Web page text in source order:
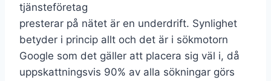
tjänsteföretag
presterar på nätet är en underdrift. Synlighet
betyder i princip allt och det är i sökmotorn
Google som det gäller att placera sig väl i, då
uppskattningsvis 90% av alla sökningar görs